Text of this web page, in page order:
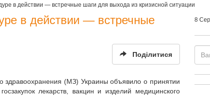
в действии — встречные шаги для выхода из кризисной ситуации
в действии — встречные
Поділитися
здравоохранения (МЗ) Украины объявило о принятии
лекарств, вакцин и изделий медицинского
8